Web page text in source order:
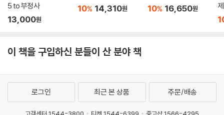
5 to 부정사
13,000원
10% 14,310원 10% 16,650원
제
이 책을 구입하신 분들이 산 분야 책
로그인 최근 본 상품 주문/배송
고객센터 1544-3800 티켓 1544-6399 중고샵 1566-4295